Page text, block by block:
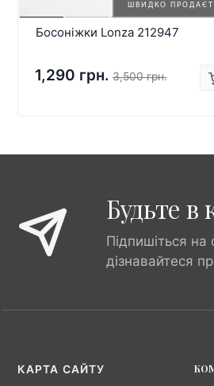
ШВИДКО
Босоніжки Lonza 212947
1,290 грн. 3,500 грн.
Будьте в
Підпишіться на
дізнавайтеся
КАРТА САЙТУ